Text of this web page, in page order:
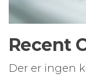
Recent
Der er ingen